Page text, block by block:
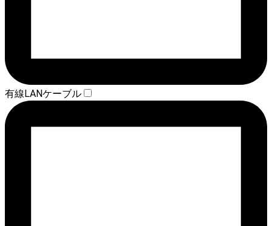
有線LANケーブル